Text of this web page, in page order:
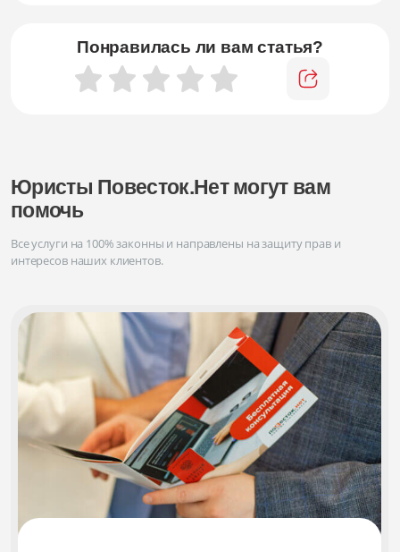
Понравилась ли вам статья?
Юристы Повесток.Нет могут вам
помочь
Все услуги на 100% законны и направлены на защиту прав и
интересов наших клиентов.